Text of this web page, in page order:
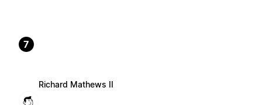
7
Richard Mathews II